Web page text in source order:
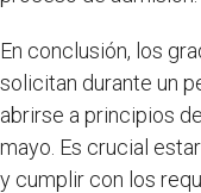
En conclusión, los
solicitan durante un
abrirse a principios
mayo. Es crucial
y cumplir con los